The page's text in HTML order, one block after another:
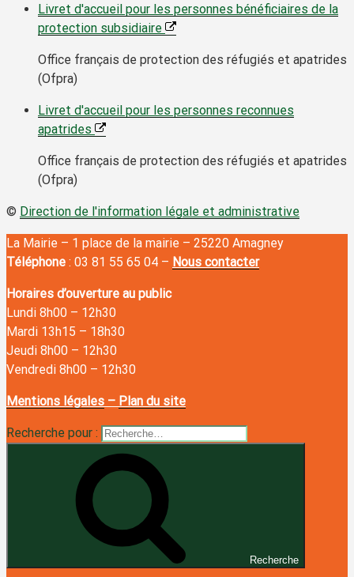
Livret d'accueil pour les personnes bénéficiaires de la
protection subsidiaire
Office français de protection des réfugiés et apatrides
(Ofpra)
Livret d'accueil pour les personnes reconnues
apatrides
Office français de protection des réfugiés et apatrides
(Ofpra)
© Direction de l'information légale et administrative
La Mairie – 1 place de la mairie – 25220 Amagney
Téléphone : 03 81 55 65 04 – Nous contacter
Horaires d’ouverture au public
Lundi 8h00 – 12h30
Mardi 13h15 – 18h30
Jeudi 8h00 – 12h30
Vendredi 8h00 – 12h30
Mentions légales – Plan du site
Recherche pour :
Recherche